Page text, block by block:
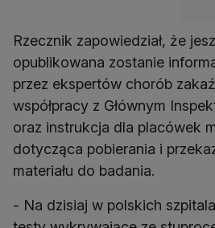
Rzecznik zapowiedział, że
opublikowana zostanie
przez ekspertów chorób
współpracy z Głównym
oraz instrukcja dla placówek
dotycząca pobierania i
materiału do badania.
- Na dzisiaj w polskich